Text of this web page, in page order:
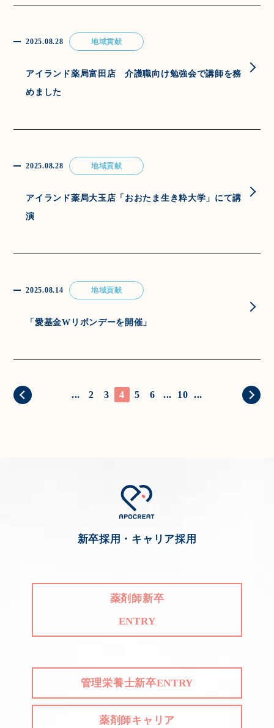
2025.08.28 地域貢献
アイランド薬局富田店 介護職向け勉強会で講師を務
めました
2025.08.28 地域貢献
アイランド薬局大玉店「おおたま生き粋大学」にて講
演
2025.08.14 地域貢献
「愛基金Wリボンデーを開催」
... 2 3 4 5 6 ... 10 ...
新卒採用・キャリア採用
薬剤師新卒
ENTRY
管理栄養士新卒ENTRY
薬剤師キャリア